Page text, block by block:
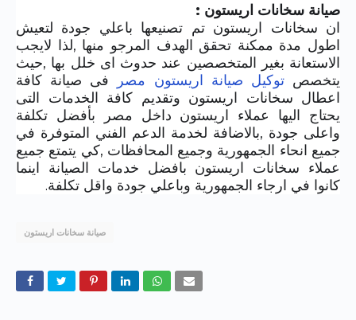
صيانة سخانات اريستون :
ان سخانات اريستون تم تصنيعها باعلي جودة لتعيش
اطول مدة ممكنة تحقق الهدف المرجو منها ,لذا لايجب
الاستعانة بغير المتخصصين عند حدوث اى خلل بها ,حيث
يتخصصتوكيل صيانة اريستون مصر
فى صيانة كافة
اعطال سخانات اريستون وتقديم كافة الخدمات التى
يحتاج اليها عملاء اريستون داخل مصر بأفضل تكلفة
واعلى جودة ,بالاضافة لخدمة الدعم الفني المتوفرة في
جميع انحاء الجمهورية وجميع المحافظات ,كي يتمتع جميع
عملاء سخانات اريستون بافضل خدمات الصيانة اينما
كانوا في ارجاء الجمهورية وباعلي جودة واقل تكلفة.
صيانة سخانات اريستون